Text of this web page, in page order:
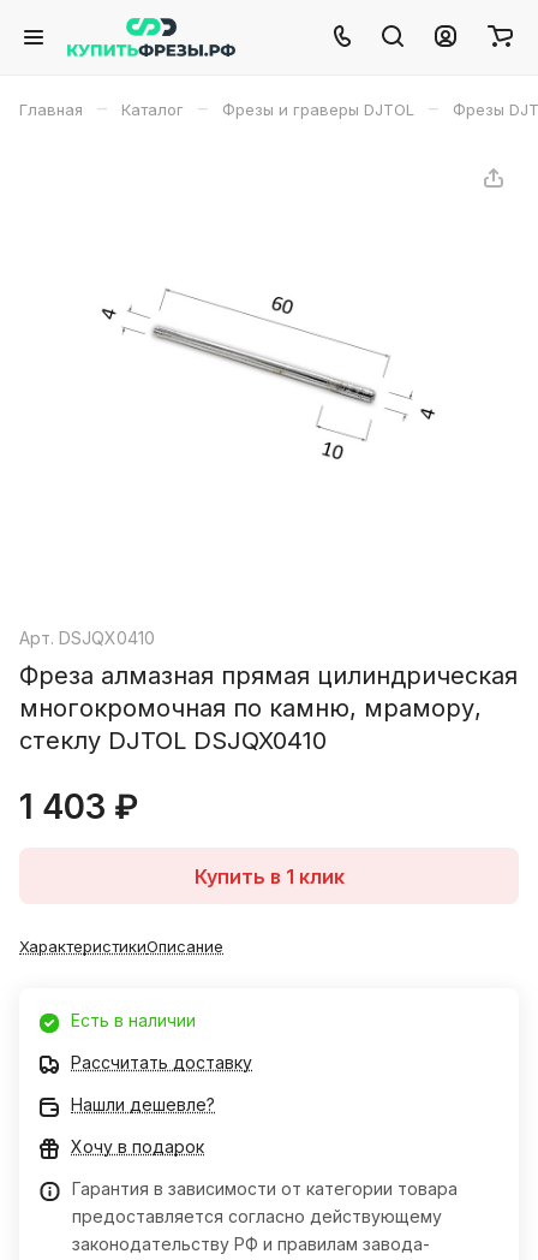
Главная – Каталог – Фрезы и граверы DJTOL – Фрезы
Арт. DSJQX0410
Фреза алмазная прямая цилиндрическая
многокромочная по камню, мрамору,
стеклу DJTOL DSJQX0410
1 403 ₽
Купить в 1 клик
ХарактеристикиОписание
Есть в наличии
Рассчитать доставку
Нашли дешевле?
Хочу в подарок
Гарантия в зависимости от категории товара
предоставляется согласно действующему
законодательству РФ и правилам завода-